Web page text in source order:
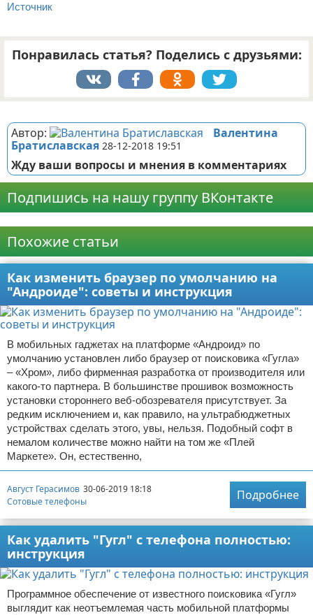
Источник
Понравилась статья? Поделись с друзьями:
Автор:
Валентина
Братиславская 28-12-2018 19:51
Жду ваши вопросы и мнения в комментариях
Подпишись на нашу группу ВКонтакте
Похожие статьи
Как изменить браузер по умолчанию на
"Андроиде": советы и инструкция
В мобильных гаджетах на платформе «Андроид» по
умолчанию установлен либо браузер от поисковика «Гугла»
– «Хром», либо фирменная разработка от производителя или
какого-то партнера. В большинстве прошивок возможность
установки стороннего веб-обозревателя присутствует. За
редким исключением и, как правило, на ультрабюджетных
устройствах сделать этого, увы, нельзя. Подобный софт в
немалом количестве можно найти на том же «Плей
Маркете». Он, естественно,
Август Герасимов 30-06-2019 18:18
Сотовые телефоны
Подробнее
Как удалить "Гугл" с телефона полностью:
инструкция
Программное обеспечение от известного поисковика «Гугл»
выглядит как неотъемлемая часть мобильной платформы